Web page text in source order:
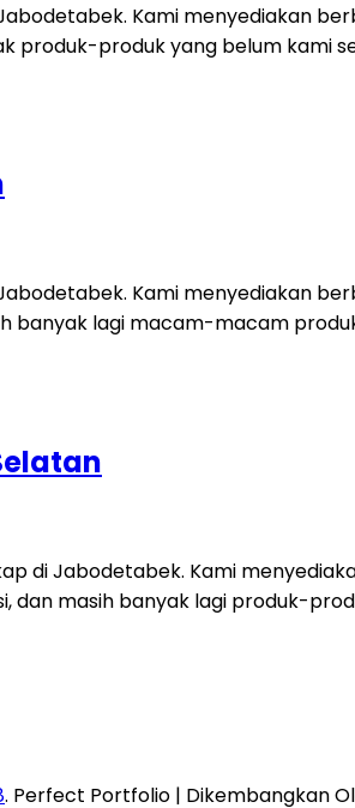
Kami menyediakan
produk-produk yang belum kami
Kami menyediakan
banyak lagi macam-macam
di Jabodetabek. Kami
masih banyak lagi produk-
. Perfect Portfolio | Dikembangkan